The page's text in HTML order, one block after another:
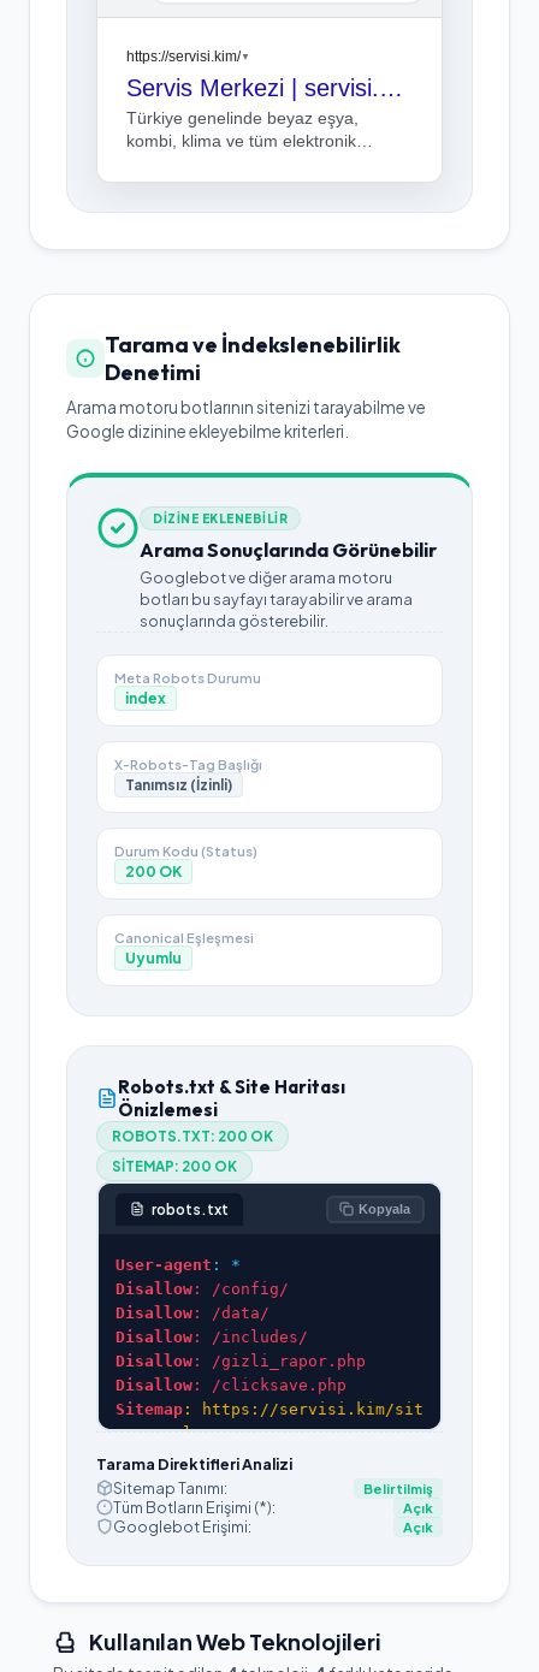
https://servisi.kim/ ▼
Servis Merkezi | servisi.kim
Türkiye genelinde beyaz eşya,
kombi, klima ve tüm elektronik
profesyonel teknik servis. 7/24 destek
hattımız: 0(850) 307 34 39
Tarama ve İndekslenebilirlik
Denetimi
Arama motoru botlarının sitenizi tarayabilme ve
Google dizinine ekleyebilme kriterleri.
DİZİNE EKLENEBİLİR
Arama Sonuçlarında Görünebilir
Googlebot ve diğer arama motoru
botları bu sayfayı tarayabilir ve arama
sonuçlarında gösterebilir.
Meta Robots Durumu
index
X-Robots-Tag Başlığı
Tanımsız (İzinli)
Durum Kodu (Status)
200 OK
Canonical Eşleşmesi
Uyumlu
Robots.txt & Site Haritası
Önizlemesi
ROBOTS.TXT: 200 OK
SITEMAP: 200 OK
robots.txt Kopyala
User-agent : *
Disallow: /config/
Disallow: /data/
Disallow: /includes/
Disallow: /gizli_rapor.php
Disallow: /clicksave.php
Sitemap: https://servisi.kim/sit
emap.xml
Tarama Direktifleri Analizi
Sitemap Tanımı:
Belirtilmiş
Tüm Botların Erişimi (*): Açık
Googlebot Erişimi: Açık
Kullanılan Web Teknolojileri